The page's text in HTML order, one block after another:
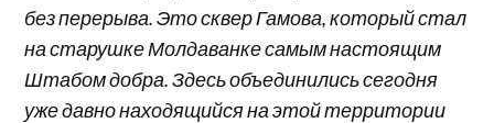
без перерыва. Это сквер Гамова, который стал
на старушке Молдаванке самым настоящим
Штабом добра. Здесь объединились сегодня
уже давно находящийся на этой территории